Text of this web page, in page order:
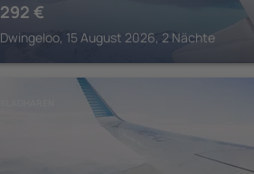
292 €
Dwingeloo, 15 August 2026, 2 Nächte